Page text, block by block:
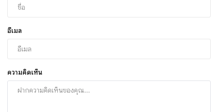
อีเมล
ความคิดเห็น